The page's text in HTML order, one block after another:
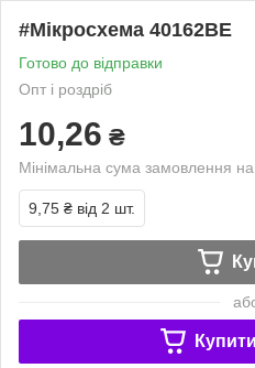
#Мікросхема 40162BE
Готово до відправки
Опт і роздріб
10,26 ₴
Мінімальна сума замовлення
9,75 ₴ від 2 шт.